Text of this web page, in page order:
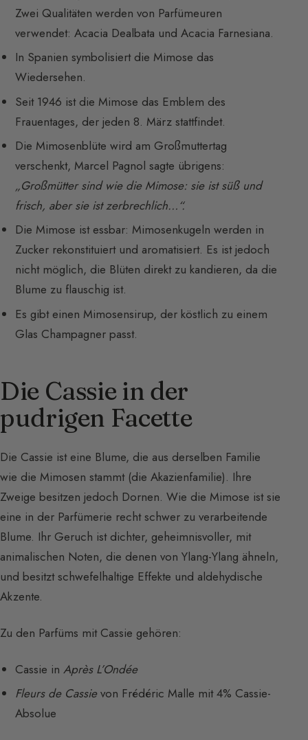
Zwei Qualitäten werden von Parfümeuren
verwendet: Acacia Dealbata und Acacia Farnesiana.
In Spanien symbolisiert die Mimose das
Wiedersehen.
Seit 1946 ist die Mimose das Emblem des
Frauentages, der jeden 8. März stattfindet.
Die Mimosenblüte wird am Großmuttertag
verschenkt, Marcel Pagnol sagte übrigens:
„Großmütter sind wie die Mimose: sie ist süß und
frisch, aber sie ist zerbrechlich…“.
Die Mimose ist essbar: Mimosenkugeln werden in
Zucker rekonstituiert und aromatisiert. Es ist jedoch
nicht möglich, die Blüten direkt zu kandieren, da die
Blume zu flauschig ist.
Es gibt einen Mimosensirup, der köstlich zu einem
Glas Champagner passt.
Die Cassie in der
pudrigen Facette
Die Cassie ist eine Blume, die aus derselben Familie
wie die Mimosen stammt (die Akazienfamilie). Ihre
Zweige besitzen jedoch Dornen. Wie die Mimose ist sie
eine in der Parfümerie recht schwer zu verarbeitende
Blume. Ihr Geruch ist dichter, geheimnisvoller, mit
animalischen Noten, die denen von Ylang-Ylang ähneln,
und besitzt schwefelhaltige Effekte und aldehydische
Akzente.
Zu den Parfüms mit Cassie gehören:
Cassie inAprès L’Ondée
Fleurs de Cassievon Frédéric Malle mit 4% Cassie-
Absolue